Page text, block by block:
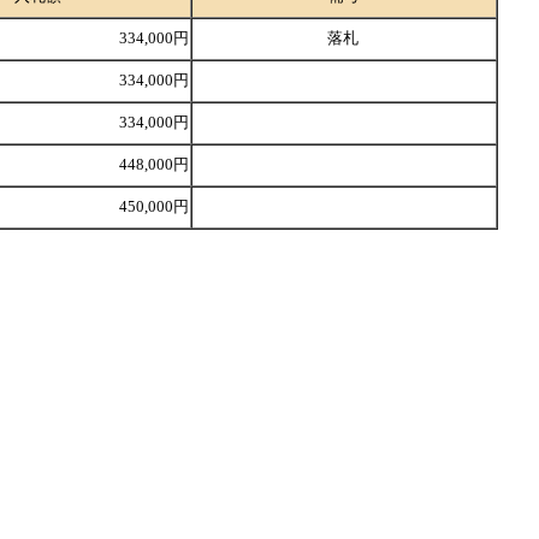
334,000円 落札
334,000円
334,000円
448,000円
450,000円